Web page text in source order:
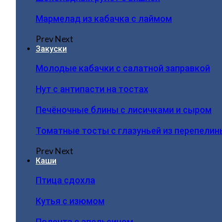
Мармелад из кабачка с лаймом
PrevNext
Закуски
Молодые кабачки с салатной заправкой
Нут с антипасти на тостах
Печёночные блины с лисичками и сыром
Томатные тосты с глазуньей из
PrevNext
Каши
Птица сдохла
Кутья с изюмом